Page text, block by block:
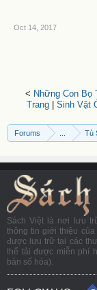
Oct 14, 2017
< Những Con Bọ
Trang| Sinh Vật
Forums Tủ
Sách Việt là nơi lưu
thông tin giới thiệu
được lưu trữ tại các
thể tải được miễn phí
bản số hóa).